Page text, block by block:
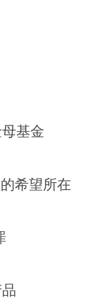
基金
希望所在